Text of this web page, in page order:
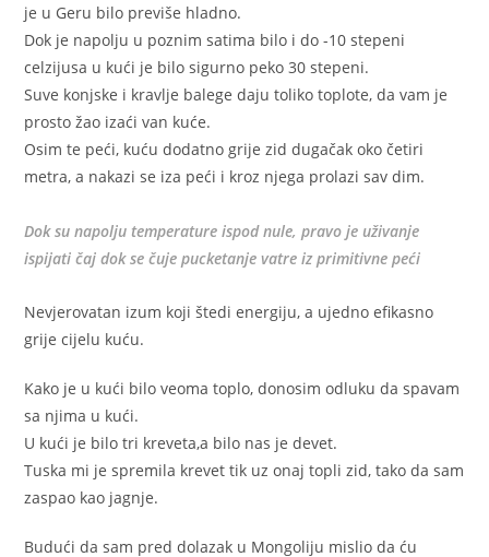
je u Geru bilo previše hladno.
Dok je napolju u poznim satima bilo i do -10 stepeni
celzijusa u kući je bilo sigurno peko 30 stepeni.
Suve konjske i kravlje balege daju toliko toplote, da vam je
prosto žao izaći van kuće.
Osim te peći, kuću dodatno grije zid dugačak oko četiri
metra, a nakazi se iza peći i kroz njega prolazi sav dim.
Dok su napolju temperature ispod nule, pravo je uživanje
ispijati čaj dok se čuje pucketanje vatre iz primitivne peći
Nevjerovatan izum koji štedi energiju, a ujedno efikasno
grije cijelu kuću.
Kako je u kući bilo veoma toplo, donosim odluku da spavam
sa njima u kući.
U kući je bilo tri kreveta,a bilo nas je devet.
Tuska mi je spremila krevet tik uz onaj topli zid, tako da sam
zaspao kao jagnje.
Budući da sam pred dolazak u Mongoliju mislio da ću